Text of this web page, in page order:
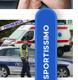
SPORTISSIMO